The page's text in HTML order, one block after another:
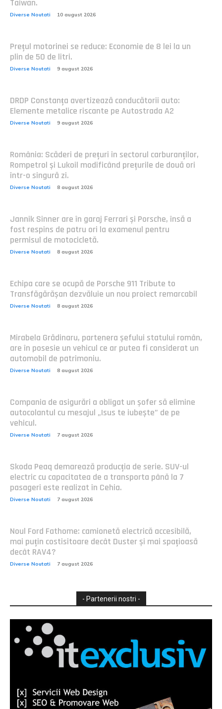
Taiwan.
Diverse Noutati 10 august 2026
Prețul motorinei se reduce: Economie de 8 lei la un
plin de 50 de litri.
Diverse Noutati 9 august 2026
DRDP Constanța avertizează conducătorii auto:
Elemente metalice riscante pe Autostrada A2
Diverse Noutati 9 august 2026
România: Scăderi de prețuri în sectorul carburanților,
Rompetrol și Lukoil modificând prețurile de două ori
într-o singură zi.
Diverse Noutati 8 august 2026
Jannik Sinner are în garaj Ferrari și Porsche, însă a
fost respins de patru ori la examenul pentru
permisul de motocicletă.
Diverse Noutati 8 august 2026
Echipa care se ocupă de Porsche 911 Tribute to
Transfăgărășan dezvăluie un nou proiect remarcabil
Diverse Noutati 8 august 2026
Mirabela Grădinaru, partenera șefului statului român,
are în posesie un vehicul ce ar putea fi considerat un
automobil de patrimoniu.
Diverse Noutati 8 august 2026
Compania de asigurări a obligat un șofer să elimine
autocolantul cu mesajul „Isus te iubește” de pe
vehicul.
Diverse Noutati 7 august 2026
Skoda Peaq demarează producția de serie. SUV-ul
electric cu capacitatea de a transporta până la 7
pasageri este realizat în Cehia.
Diverse Noutati 7 august 2026
Noul Ford Fathome: camionetă electrică accesibilă,
mai puțin costisitoare decât Duster și mai spațioasă
decât RAV4?
Diverse Noutati 7 august 2026
- Partenerii nostri -